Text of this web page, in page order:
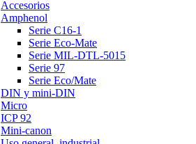
Accesorios
Amphenol
Serie C16-1
Serie Eco-Mate
Serie MIL-DTL-5015
Serie 97
Serie Eco/Mate
DIN y mini-DIN
Micro
ICP 92
Mini-canon